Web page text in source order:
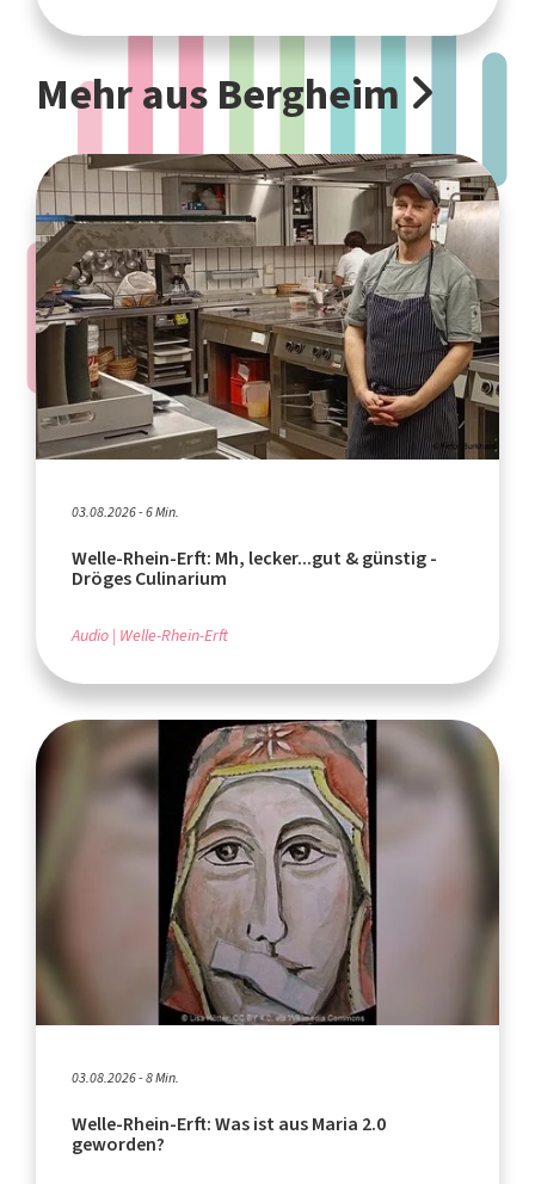
Mehr aus Bergheim
03.08.2026 - 6 Min.
Welle-Rhein-Erft: Mh, lecker...gut & günstig -
Dröges Culinarium
Audio Welle-Rhein-Erft
03.08.2026 - 8 Min.
Welle-Rhein-Erft: Was ist aus Maria 2.0
geworden?